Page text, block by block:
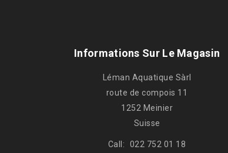
Informations Sur Le Magasin
Léman Aquatique Sàrl
route de compois 11
1252 Meinier
Suisse
Call: 022 752 01 18